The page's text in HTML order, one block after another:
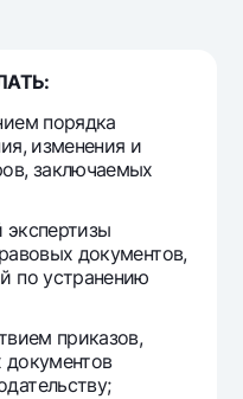
порядка
изменения и
заключаемых
документов,
по устранению
приказов,